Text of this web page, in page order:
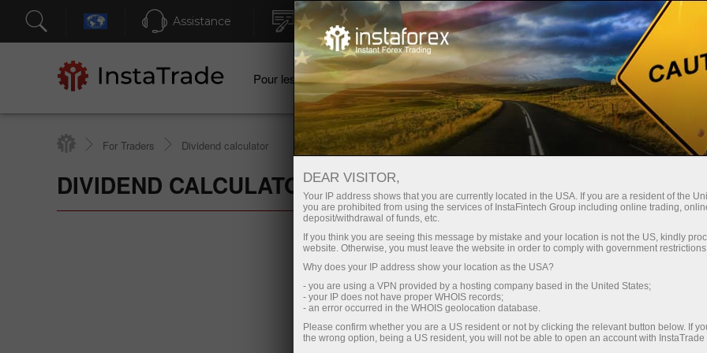
Assistance Ouverture rapide de compte Plateforme de trading
Pour les traders
Pour les traders
débutants
Pour les partenaires Company
For Traders Dividend calculator
DIVIDEND CALCULATORDEAR VISITOR,
Your IP address shows that you are currently located in the USA. If you are a resident of the
you are prohibited from using the services of InstaFintech Group including online trading,
deposit/withdrawal of funds, etc.
If you think you are seeing this message by mistake and your location is not the US, kindly
website. Otherwise, you must leave the website in order to comply with government
Why does your IP address show your location as the USA?
- you are using a VPN provided by a hosting company based in the United States;
- your IP does not have proper WHOIS records;
- an error occurred in the WHOIS geolocation database.
Please confirm whether you are a US resident or not by clicking the relevant button below. If
the wrong option, being a US resident, you will not be able to open an account with InstaTrade